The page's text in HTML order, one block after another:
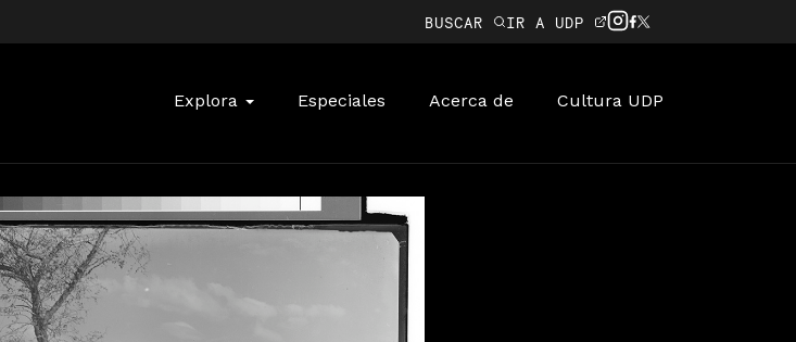
BUSCAR IR A UDP
Explora Especiales Acerca de Cultura UDP